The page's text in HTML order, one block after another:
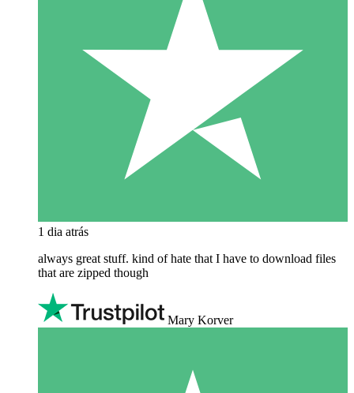
1 dia atrás
always great stuff. kind of hate that I have to download files
that are zipped though
Mary Korver